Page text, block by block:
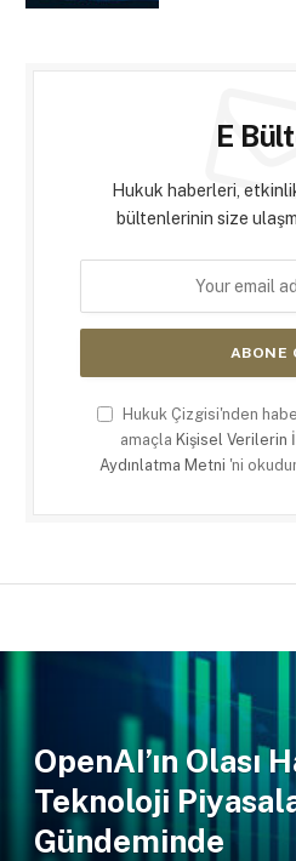
E
Hukuk haberleri,
bültenlerinin size
Hukuk Çizgisi'nden
amaçla Kişisel Verilerin
Aydınlatma Metni 'ni
OpenAI’ın Olası
Teknoloji
Gündeminde